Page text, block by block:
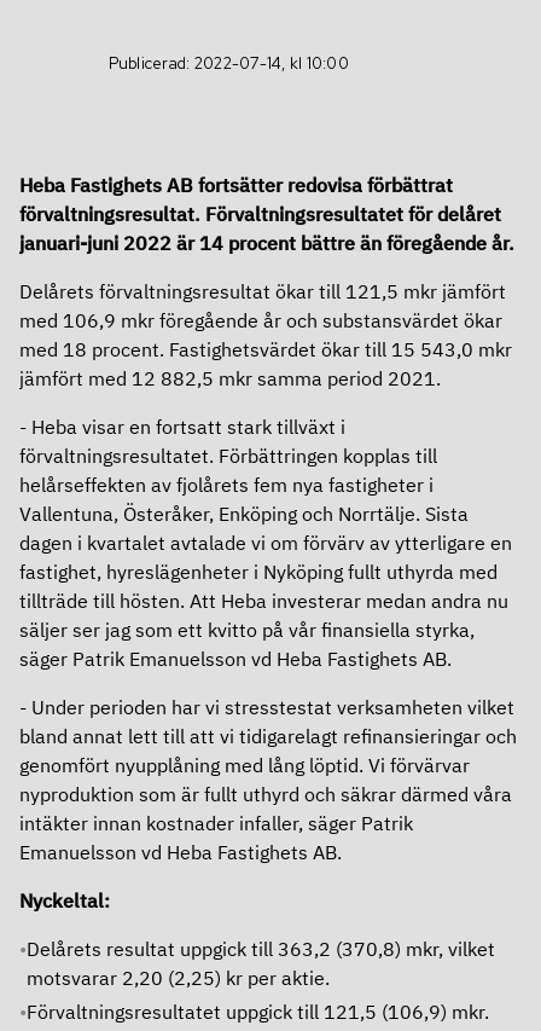
Kalendarium
Aktien
Utdelning
Analyser
Ramverk för grön och hållbar finansiering
Obligationsprogram – MTN
Certifikatprogram
Rating
Fastighetsvärdering
Bolagsstyrning
Årsstämma
Valberedning
Styrelse
Ledning
Ersättningar
Revisor
Bolagsstyrningsrapport
Årsredovisning
Om Heba
Om Heba
Affärsmodell, mål och strategi
Kontakt
In English
In English
Publicerad: 2022-07-14, kl 10:00
Heba Fastighets AB fortsätter redovisa förbättrat
förvaltningsresultat. Förvaltningsresultatet för delåret
januari-juni 2022 är 14 procent bättre än föregående år.
Delårets förvaltningsresultat ökar till 121,5 mkr jämfört
med 106,9 mkr föregående år och substansvärdet ökar
med 18 procent. Fastighetsvärdet ökar till 15 543,0 mkr
jämfört med 12 882,5 mkr samma period 2021.
- Heba visar en fortsatt stark tillväxt i
förvaltningsresultatet. Förbättringen kopplas till
helårseffekten av fjolårets fem nya fastigheter i
Vallentuna, Österåker, Enköping och Norrtälje. Sista
dagen i kvartalet avtalade vi om förvärv av ytterligare en
fastighet, hyreslägenheter i Nyköping fullt uthyrda med
tillträde till hösten. Att Heba investerar medan andra nu
säljer ser jag som ett kvitto på vår finansiella styrka,
säger Patrik Emanuelsson vd Heba Fastighets AB.
- Under perioden har vi stresstestat verksamheten vilket
bland annat lett till att vi tidigarelagt refinansieringar och
genomfört nyupplåning med lång löptid. Vi förvärvar
nyproduktion som är fullt uthyrd och säkrar därmed våra
intäkter innan kostnader infaller, säger Patrik
Emanuelsson vd Heba Fastighets AB.
Nyckeltal:
Delårets resultat uppgick till 363,2 (370,8) mkr, vilket
motsvarar 2,20 (2,25) kr per aktie.
Förvaltningsresultatet uppgick till 121,5 (106,9) mkr.